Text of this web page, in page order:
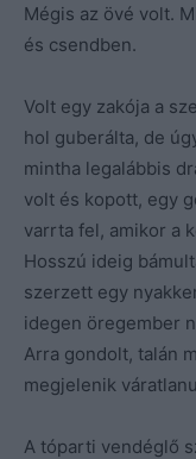
Mégis az övé volt.
és csendben.
Volt egy zakója a
hol guberálta, de
mintha legalábbis
volt és kopott, egy
varrta fel, amikor a
Hosszú ideig
szerzett egy
idegen öregember
Arra gondolt, talán
megjelenik
A tóparti vendéglő